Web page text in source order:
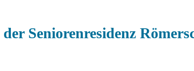
Seniorenresidenz